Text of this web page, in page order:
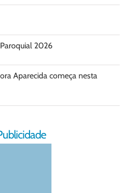
2026
Aparecida começa nesta